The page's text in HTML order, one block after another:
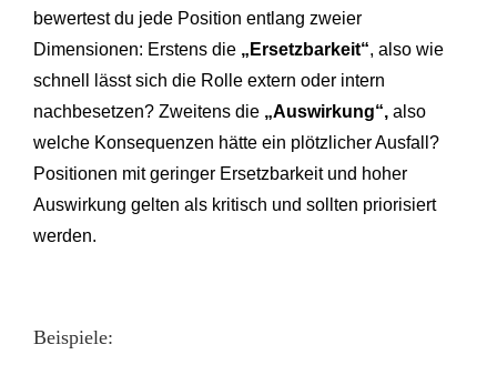
bewertest du jede Position entlang zweier
Dimensionen: Erstens die „Ersetzbarkeit“, also wie
schnell lässt sich die Rolle extern oder intern
nachbesetzen? Zweitens die „Auswirkung“, also
welche Konsequenzen hätte ein plötzlicher Ausfall?
Positionen mit geringer Ersetzbarkeit und hoher
Auswirkung gelten als kritisch und sollten priorisiert
werden.
Beispiele: